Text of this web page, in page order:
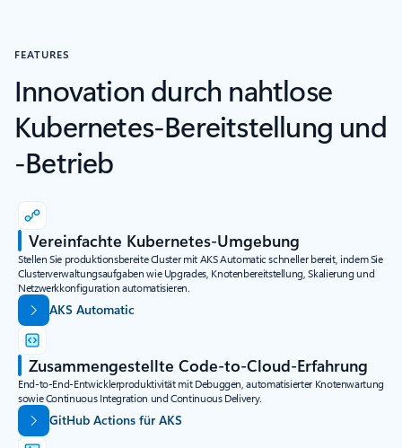
FEATURES
Innovation durch nahtlose
Kubernetes-Bereitstellung und
-Betrieb
Vereinfachte Kubernetes-Umgebung
Stellen Sie produktionsbereite Cluster mit AKS Automatic schneller bereit, indem Sie
Clusterverwaltungsaufgaben wie Upgrades, Knotenbereitstellung, Skalierung und
Netzwerkkonfiguration automatisieren.
AKS Automatic
Zusammengestellte Code-to-Cloud-Erfahrung
End-to-End-Entwicklerproduktivität mit Debuggen, automatisierter Knotenwartung
sowie Continuous Integration und Continuous Delivery.
GitHub Actions für AKS